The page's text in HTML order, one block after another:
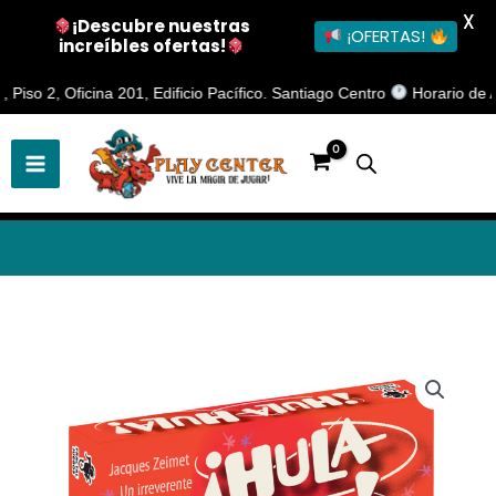
2, Oficina 201, Edificio Pacífico. Santiago Centro Horario de
al
contenido
¡Descubre nuestras
increíbles ofertas!
¡OFERTAS!
X